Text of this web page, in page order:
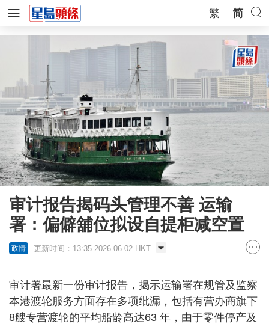
繁 简
审计报告揭码头管理不善 运输
署：偏僻舖位拟设自提柜减空置
政情 更新时间：13:35 2026-06-02 HKT
审计署最新一份审计报告，揭示运输署在规管及监察
本港渡轮服务方面存在多项纰漏，包括有营办商旗下
8艘专营渡轮的平均船龄高达63 年，由于零件停产及